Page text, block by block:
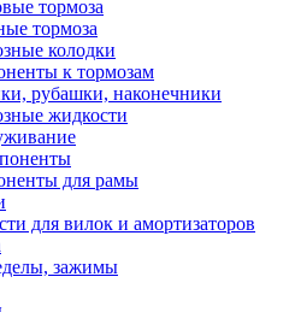
тормоза
тормоза
колодки
к тормозам
рубашки, наконечники
жидкости
для рамы
для вилок и амортизаторов
зажимы